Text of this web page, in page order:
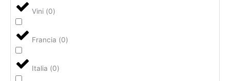
Vini (0)
Francia (0)
Italia (0)